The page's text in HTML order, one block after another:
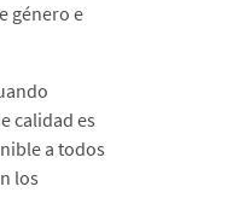
género e
calidad es
a todos
los